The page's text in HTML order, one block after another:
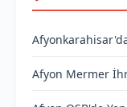
Afyon Mermer